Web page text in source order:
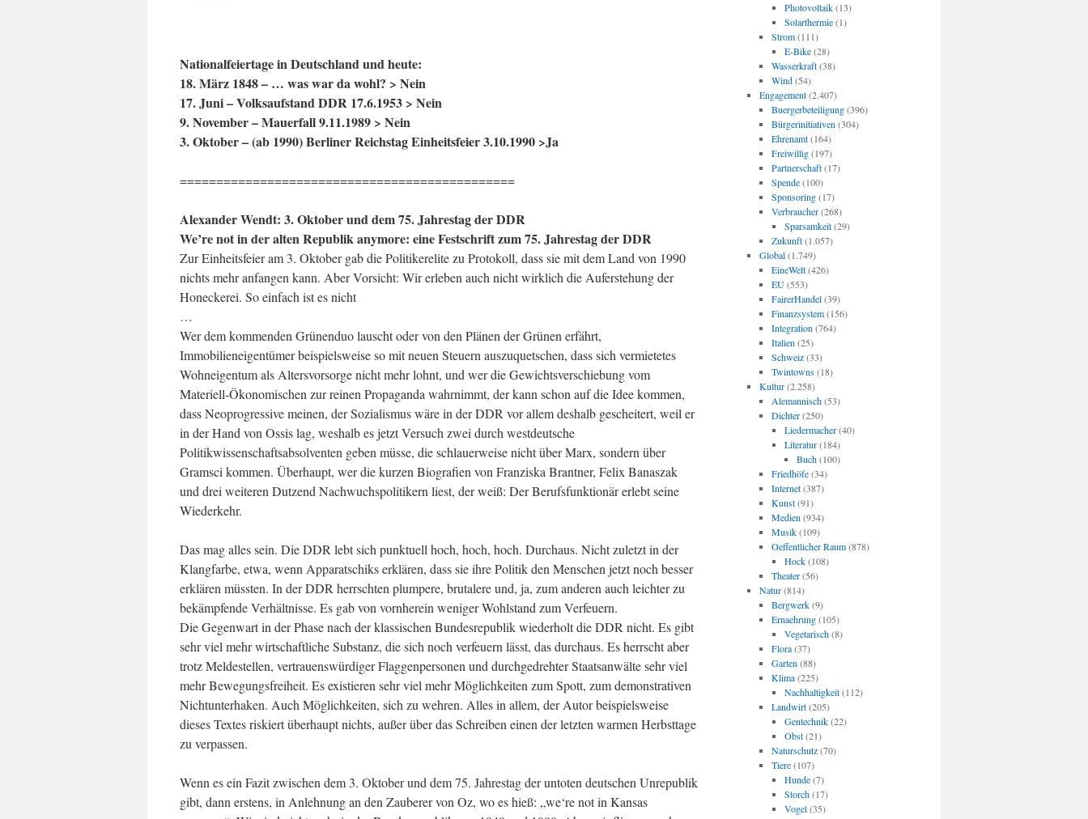
Nationalfeiertage in Deutschland und heute:
18. März 1848 – … was war da wohl? > Nein
17. Juni – Volksaufstand DDR 17.6.1953 > Nein
9. November – Mauerfall 9.11.1989 > Nein
3. Oktober – (ab 1990) Berliner Reichstag Einheitsfeier 3.10.1990 >Ja
==============================================
Alexander Wendt: 3. Oktober und dem 75. Jahrestag der DDR
We’re not in der alten Republik anymore: eine Festschrift zum 75. Jahrestag der DDR
Zur Einheitsfeier am 3. Oktober gab die Politikerelite zu Protokoll, dass sie mit dem Land von 1990
nichts mehr anfangen kann. Aber Vorsicht: Wir erleben auch nicht wirklich die Auferstehung der
Honeckerei. So einfach ist es nicht
…
Wer dem kommenden Grünenduo lauscht oder von den Plänen der Grünen erfährt,
Immobilieneigentümer beispielsweise so mit neuen Steuern auszuquetschen, dass sich vermietetes
Wohneigentum als Altersvorsorge nicht mehr lohnt, und wer die Gewichtsverschiebung vom
Materiell-Ökonomischen zur reinen Propaganda wahrnimmt, der kann schon auf die Idee kommen,
dass Neoprogressive meinen, der Sozialismus wäre in der DDR vor allem deshalb gescheitert, weil er
in der Hand von Ossis lag, weshalb es jetzt Versuch zwei durch westdeutsche
Politikwissenschaftsabsolventen geben müsse, die schlauerweise nicht über Marx, sondern über
Gramsci kommen. Überhaupt, wer die kurzen Biografien von Franziska Brantner, Felix Banaszak
und drei weiteren Dutzend Nachwuchspolitikern liest, der weiß: Der Berufsfunktionär erlebt seine
Wiederkehr.
Das mag alles sein. Die DDR lebt sich punktuell hoch, hoch, hoch. Durchaus. Nicht zuletzt in der
Klangfarbe, etwa, wenn Apparatschiks erklären, dass sie ihre Politik den Menschen jetzt noch besser
erklären müssten. In der DDR herrschten plumpere, brutalere und, ja, zum anderen auch leichter zu
bekämpfende Verhältnisse. Es gab von vornherein weniger Wohlstand zum Verfeuern.
Die Gegenwart in der Phase nach der klassischen Bundesrepublik wiederholt die DDR nicht. Es gibt
sehr viel mehr wirtschaftliche Substanz, die sich noch verfeuern lässt, das durchaus. Es herrscht aber
trotz Meldestellen, vertrauenswürdiger Flaggenpersonen und durchgedrehter Staatsanwälte sehr viel
mehr Bewegungsfreiheit. Es existieren sehr viel mehr Möglichkeiten zum Spott, zum demonstrativen
Nichtunterhaken. Auch Möglichkeiten, sich zu wehren. Alles in allem, der Autor beispielsweise
dieses Textes riskiert überhaupt nichts, außer über das Schreiben einen der letzten warmen Herbsttage
zu verpassen.
Wenn es ein Fazit zwischen dem 3. Oktober und dem 75. Jahrestag der untoten deutschen Unrepublik
gibt, dann erstens, in Anlehnung an den Zauberer von Oz, wo es hieß: „we‘re not in Kansas
Photovoltaik(13)
Solarthermie(1)
Strom(111)
E-Bike(28)
Wasserkraft(38)
Wind(54)
Engagement(2.407)
Buergerbeteiligung(396)
Bürgerinitiativen (304)
Ehrenamt(164)
Freiwillig(197)
Partnerschaft(17)
Spende(100)
Sponsoring(17)
Verbraucher(268)
Sparsamkeit(29)
Zukunft(1.057)
Global(1.749)
EineWelt(426)
EU(553)
FairerHandel(39)
Finanzsystem(156)
Integration (764)
Italien (25)
Schweiz(33)
Twintowns(18)
Kultur(2.258)
Alemannisch(53)
Dichter(250)
Liedermacher(40)
Literatur(184)
Buch(100)
Friedhöfe(34)
Internet(387)
Kunst(91)
Medien (934)
Musik(109)
Oeffentlicher Raum(878)
Hock(108)
Theater(56)
Natur(814)
Bergwerk(9)
Ernaehrung(105)
Vegetarisch(8)
Flora(37)
Garten (88)
Klima(225)
Nachhaltigkeit(112)
Landwirt(205)
Gentechnik(22)
Obst(21)
Naturschutz(70)
Tiere(107)
Hunde(7)
Storch(17)
Vogel(35)